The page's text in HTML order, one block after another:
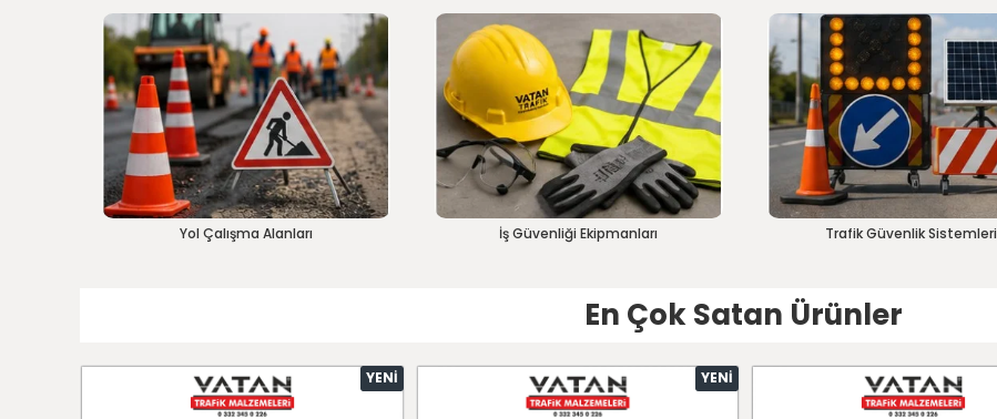
Yol Çalışma Alanları İş Güvenliği Ekipmanları Trafik Güvenlik Sistemleri
En Çok Satan Ürünler
YENI YENI